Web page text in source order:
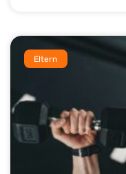
Eltern